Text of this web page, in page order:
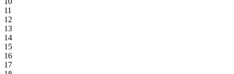
11
12
13
14
15
16
17